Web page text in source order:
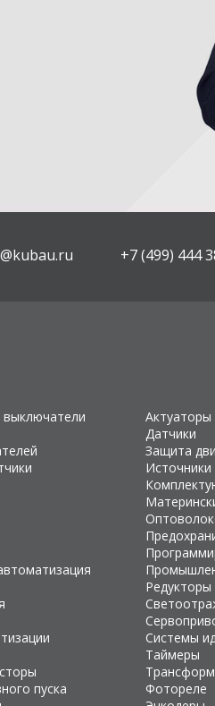
+7 (499) 444
Актуаторы
Датчики
Защита
Источники
Редукторы
Системы
Таймеры
пуска Фотореле